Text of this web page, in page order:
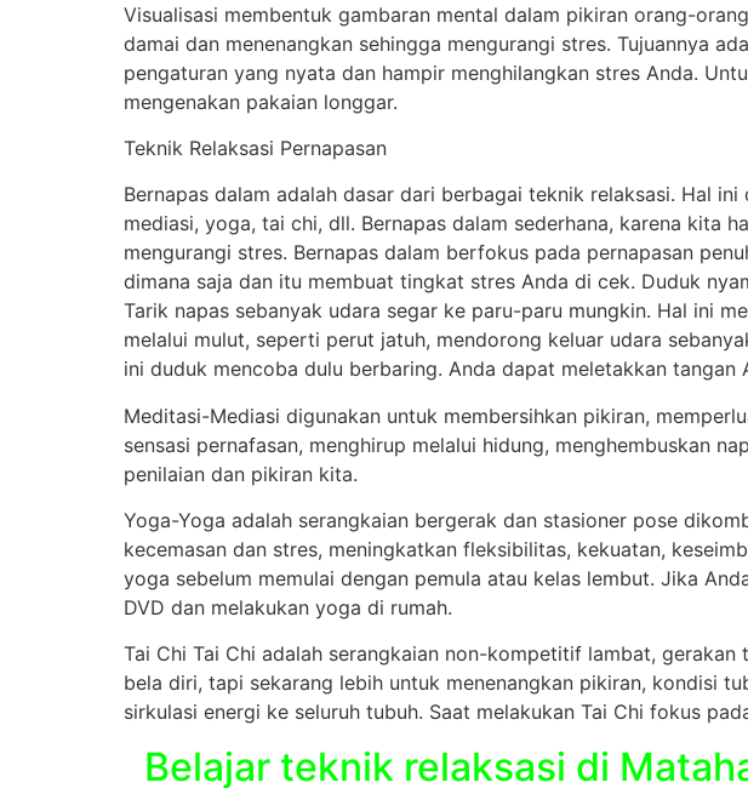
Visualisasi membentuk gambaran mental dalam pikiran orang-
damai dan menenangkan sehingga mengurangi stres. Tujuannya
pengaturan yang nyata dan hampir menghilangkan stres Anda.
mengenakan pakaian longgar.
Teknik Relaksasi Pernapasan
Bernapas dalam adalah dasar dari berbagai teknik relaksasi. Hal
mediasi, yoga, tai chi, dll. Bernapas dalam sederhana, karena kita
mengurangi stres. Bernapas dalam berfokus pada pernapasan
dimana saja dan itu membuat tingkat stres Anda di cek. Duduk
Tarik napas sebanyak udara segar ke paru-paru mungkin. Hal ini
melalui mulut, seperti perut jatuh, mendorong keluar udara
ini duduk mencoba dulu berbaring. Anda dapat meletakkan
Meditasi-Mediasi digunakan untuk membersihkan pikiran,
sensasi pernafasan, menghirup melalui hidung, menghembuskan
penilaian dan pikiran kita.
Yoga-Yoga adalah serangkaian bergerak dan stasioner pose
kecemasan dan stres, meningkatkan fleksibilitas, kekuatan,
yoga sebelum memulai dengan pemula atau kelas lembut. Jika
DVD dan melakukan yoga di rumah.
Tai Chi Tai Chi adalah serangkaian non-kompetitif lambat,
bela diri, tapi sekarang lebih untuk menenangkan pikiran, kondisi
sirkulasi energi ke seluruh tubuh. Saat melakukan Tai Chi fokus
Belajar teknik relaksasi di